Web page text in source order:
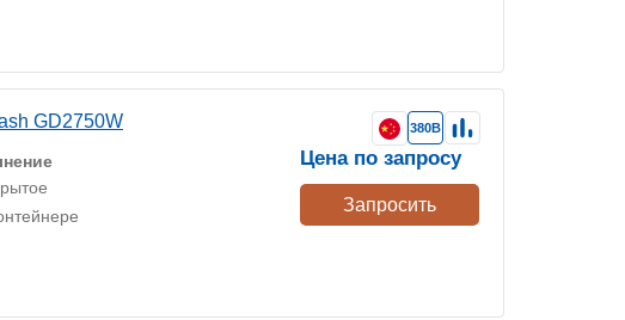
GD2750W 380В
Цена по запросу
Запросить